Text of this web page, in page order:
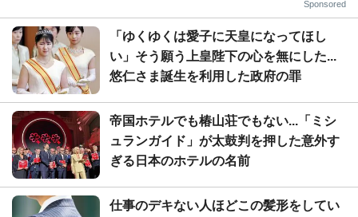
Sponsored
「ゆくゆくは愛子に天皇になってほし
い」そう願う上皇陛下の心を無にした...
悠仁さま誕生を利用した政府の罪
帝国ホテルでも椿山荘でもない...「ミシ
ュランガイド」が太鼓判を押した意外す
ぎる日本のホテルの名前
仕事のデキない人ほどこの髪形をしてい